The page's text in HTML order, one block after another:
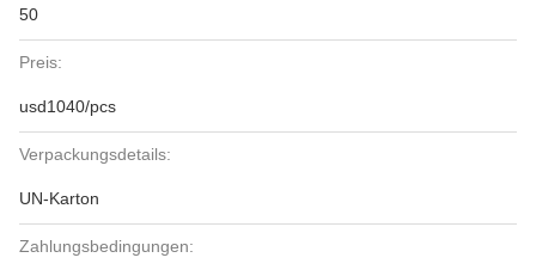
50
Preis:
usd1040/pcs
Verpackungsdetails:
UN-Karton
Zahlungsbedingungen: